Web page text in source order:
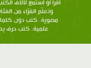
اقرأ أو استمع لآلاف
وتعلّم القرّاء من
مصورة، كتب دون
علمية، كتب حرف